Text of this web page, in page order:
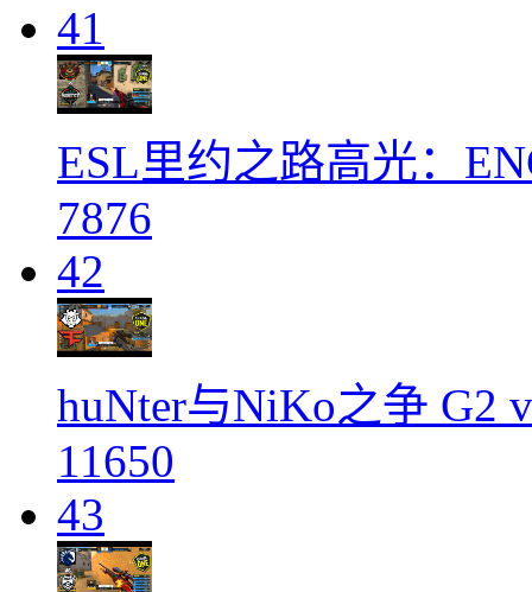
41
ESL里约之路高光：
7876
42
huNter与NiKo之争 G2
11650
43